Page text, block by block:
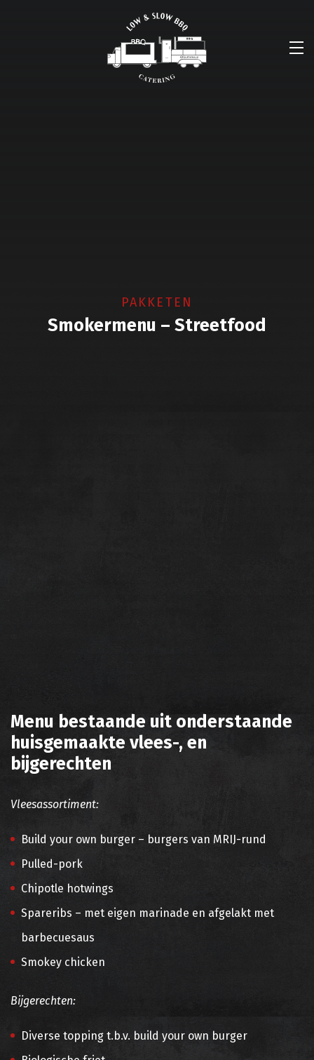
PAKKETEN
Smokermenu – Streetfood
Menu bestaande uit onderstaande
huisgemaakte vlees-, en
bijgerechten
Vleesassortiment:
Build your own burger – burgers van MRIJ-rund
Pulled-pork
Chipotle hotwings
Spareribs – met eigen marinade en afgelakt met
barbecuesaus
Smokey chicken
Bijgerechten:
Diverse topping t.b.v. build your own burger